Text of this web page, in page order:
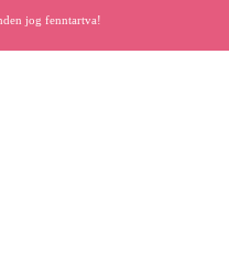
jog fenntartva!